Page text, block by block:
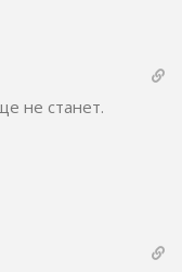
не станет.